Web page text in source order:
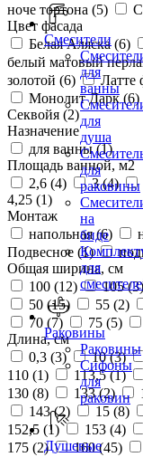
Смесители
для
ванны
для
душа
для
раковины
на
биде
для
Раковины
Раковины
Сифоны
для
раковин
Душевые
ноче тортона (5)
Цвет фасада
Белая Аляска (6)
белый матовый
золотой (6) Латте
Монолит Дарк (6)
Секвойя (2)
Назначение
для ванны (1)
Площадь ванной, м2
2,6 (4) 3 (4)
4,25 (1)
Монтаж
напольная (6)
Подвесное (1)
Общая ширина, см
100 (12) 105 (3
50 (15) 55 (2)
70 (7) 75 (5)
Длина, см
0,3 (3) 10 (3)
110 (1) 113,5 (1)
130 (8) 133 (2)
143 (2) 15 (8)
152,5 (1) 153 (4)
175 (2) 160 (45)